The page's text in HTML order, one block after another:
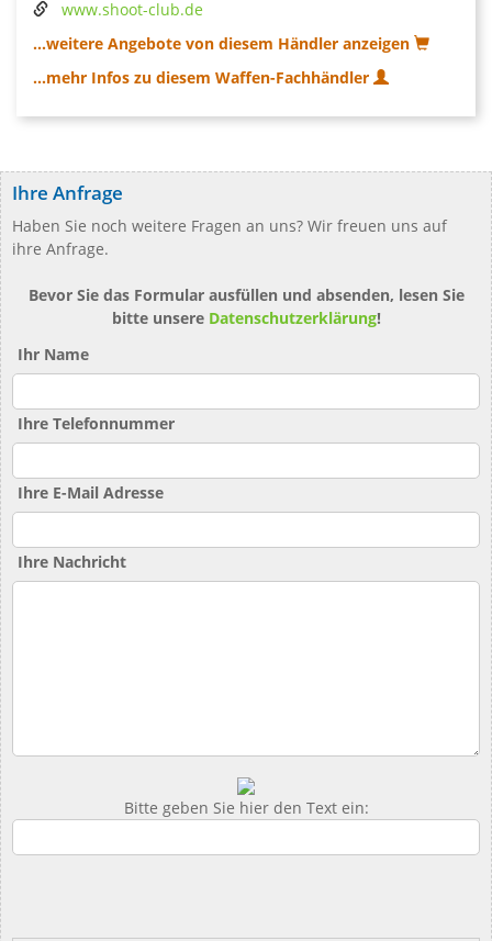
www.shoot-club.de
...weitere Angebote von diesem Händler anzeigen
...mehr Infos zu diesem Waffen-Fachhändler
Ihre Anfrage
Haben Sie noch weitere Fragen an uns? Wir freuen uns auf
ihre Anfrage.
Bevor Sie das Formular ausfüllen und absenden, lesen Sie
bitte unsere Datenschutzerklärung!
Ihr Name
Ihre Telefonnummer
Ihre E-Mail Adresse
Ihre Nachricht
Bitte geben Sie hier den Text ein: